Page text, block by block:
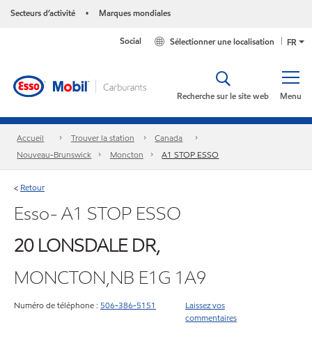
Secteurs d’activité • Marques mondiales
FR
Sélectionner une localisation
Social
Menu
Recherche sur le site web
Accueil Trouver la station
Canada
Nouveau-Brunswick
Moncton A1 STOP ESSO
< Retour
Esso- A1 STOP ESSO
20 LONSDALE DR,
MONCTON,NB E1G 1A9
Numéro de téléphone : 506-386-5151
Laissez vos
commentaires